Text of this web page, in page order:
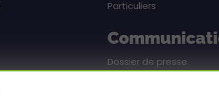
Particuliers
Dossier de presse